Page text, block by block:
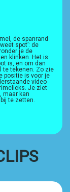
de spanrand
spot’: de
je de
klinken. Het is
is, en om dan
te tekenen. Zo zie
positie is voor je
video
rimclicks. Je ziet
maar kan
te zetten.